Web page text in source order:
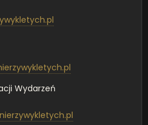
Wydarzeń